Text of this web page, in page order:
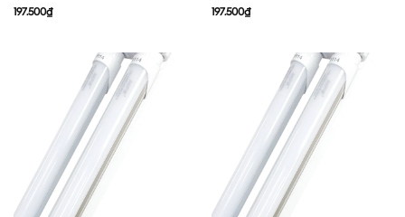
197.500₫ 197.500₫